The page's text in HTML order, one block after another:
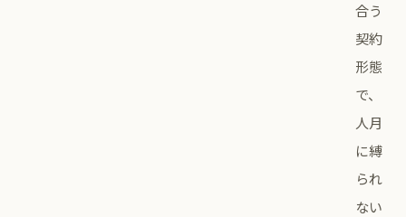
合う
契約
形態
で、
人月
に縛
られ
ない